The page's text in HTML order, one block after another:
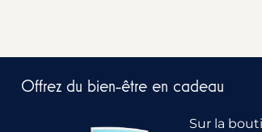
Offrez du bien-être en cadeau
Sur la